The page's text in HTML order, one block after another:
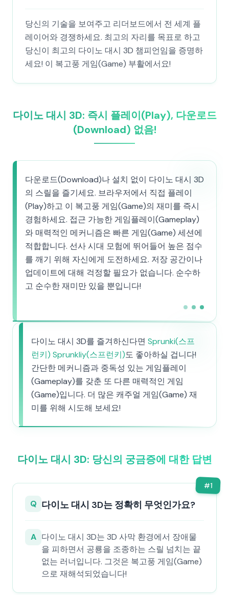
당신의 기술을 보여주고 리더보드에서 전 세계 플
레이어와 경쟁하세요. 최고의 자리를 목표로 하고
당신이 최고의 다이노 대시 3D 챔피언임을 증명하
세요! 이 복고풍 게임(Game) 부활에서요!
다이노 대시 3D: 즉시 플레이(Play), 다운로드
(Download) 없음!
다운로드(Download)나 설치 없이 다이노 대시 3D
의 스릴을 즐기세요. 브라우저에서 직접 플레이
(Play)하고 이 복고풍 게임(Game)의 재미를 즉시
경험하세요. 접근 가능한 게임플레이(Gameplay)
와 매력적인 메커니즘은 빠른 게임(Game) 세션에
적합합니다. 선사 시대 모험에 뛰어들어 높은 점수
를 깨기 위해 자신에게 도전하세요. 저장 공간이나
업데이트에 대해 걱정할 필요가 없습니다. 순수하
고 순수한 재미만 있을 뿐입니다!
다이노 대시 3D를 즐겨하신다면 Sprunki(스프
런키) Sprunkliy(스프런키)도 좋아하실 겁니다!
간단한 메커니즘과 중독성 있는 게임플레이
(Gameplay)를 갖춘 또 다른 매력적인 게임
(Game)입니다. 더 많은 캐주얼 게임(Game) 재
미를 위해 시도해 보세요!
다이노 대시 3D: 당신의 궁금증에 대한 답변
#1
Q 다이노 대시 3D는 정확히 무엇인가요?
A 다이노 대시 3D는 3D 사막 환경에서 장애물
을 피하면서 공룡을 조종하는 스릴 넘치는 끝
없는 러너입니다. 그것은 복고풍 게임(Game)
으로 재해석되었습니다!